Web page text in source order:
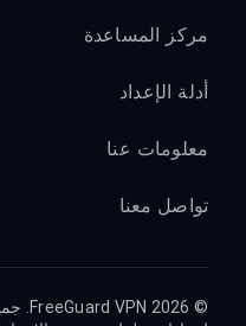
مركز المساعدة
أدلة الإعداد
معلومات عنا
تواصل معنا
© 2026 FreeGuard VPN. جميع الحقوق محفوظة.